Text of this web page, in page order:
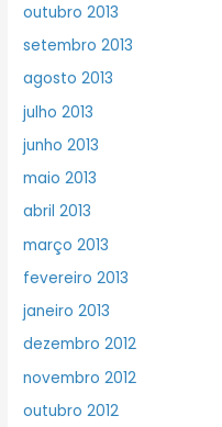
outubro 2013
setembro 2013
agosto 2013
julho 2013
junho 2013
maio 2013
abril 2013
março 2013
fevereiro 2013
janeiro 2013
dezembro 2012
novembro 2012
outubro 2012